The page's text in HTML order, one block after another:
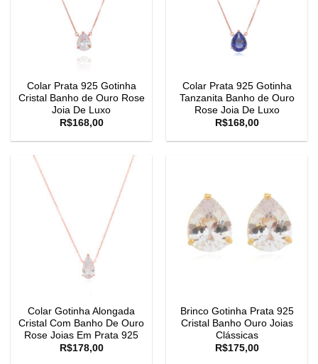
Colar Prata 925 Gotinha
Cristal Banho de Ouro Rose
Joia De Luxo
R$168,00
Colar Prata 925 Gotinha
Tanzanita Banho de Ouro
Rose Joia De Luxo
R$168,00
Colar Gotinha Alongada
Cristal Com Banho De Ouro
Rose Joias Em Prata 925
R$178,00
Brinco Gotinha Prata 925
Cristal Banho Ouro Joias
Clássicas
R$175,00